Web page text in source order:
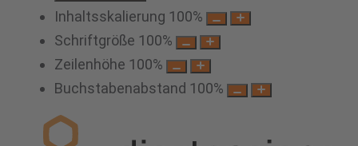
Inhaltsskalierung 100%
Schriftgröße 100%
Zeilenhöhe 100%
Buchstabenabstand 100%